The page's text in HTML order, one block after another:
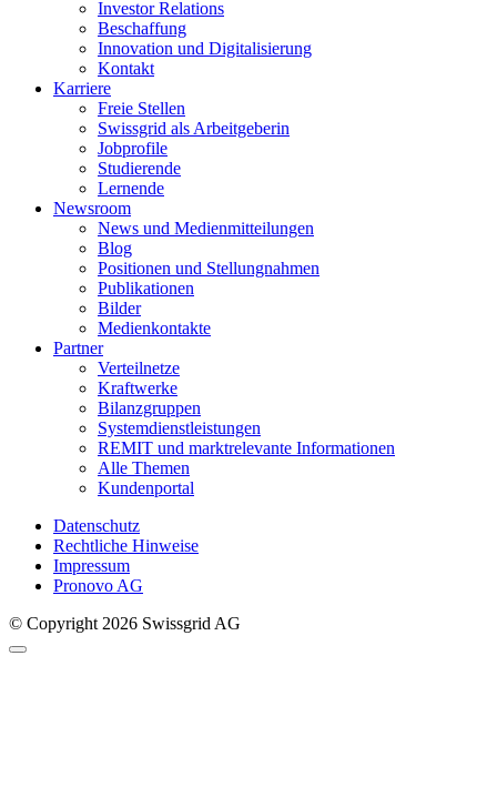
Investor Relations
Beschaffung
Innovation und Digitalisierung
Kontakt
Karriere
Freie Stellen
Swissgrid als Arbeitgeberin
Jobprofile
Studierende
Lernende
Newsroom
News und Medienmitteilungen
Blog
Positionen und Stellungnahmen
Publikationen
Bilder
Medienkontakte
Partner
Verteilnetze
Kraftwerke
Bilanzgruppen
Systemdienstleistungen
REMIT und marktrelevante Informationen
Alle Themen
Kundenportal
Datenschutz
Rechtliche Hinweise
Impressum
Pronovo AG
© Copyright 2026 Swissgrid AG